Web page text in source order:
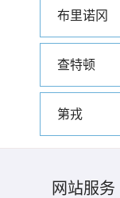
布里诺冈
查特顿
第戎
网站服务